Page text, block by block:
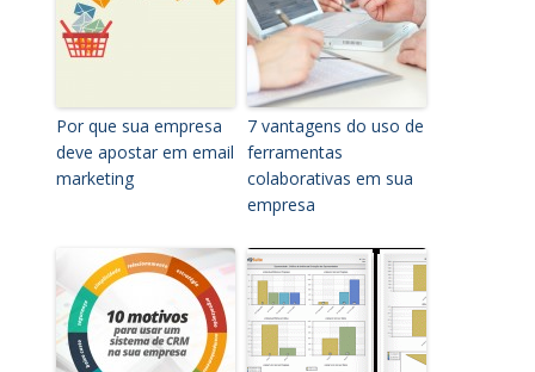
Por que sua empresa
deve apostar em email
marketing
7 vantagens do uso de
ferramentas
colaborativas em sua
empresa